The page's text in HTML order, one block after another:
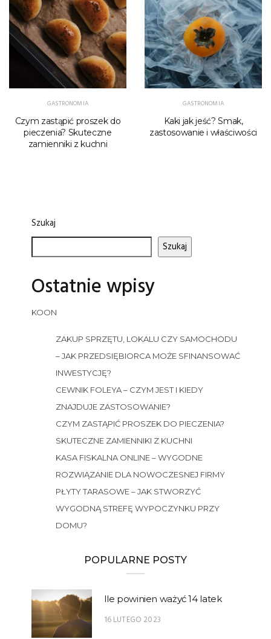
GASTRONOMIA
Czym zastąpić proszek do
pieczenia? Skuteczne
zamienniki z kuchni
GASTRONOMIA
Kaki jak jeść? Smak,
zastosowanie i właściwości
Szukaj
Szukaj
Ostatnie wpisy
KOON
ZAKUP SPRZĘTU, LOKALU CZY SAMOCHODU
– JAK PRZEDSIĘBIORCA MOŻE SFINANSOWAĆ
INWESTYCJĘ?
CEWNIK FOLEYA – CZYM JEST I KIEDY
ZNAJDUJE ZASTOSOWANIE?
CZYM ZASTĄPIĆ PROSZEK DO PIECZENIA?
SKUTECZNE ZAMIENNIKI Z KUCHNI
KASA FISKALNA ONLINE – WYGODNE
ROZWIĄZANIE DLA NOWOCZESNEJ FIRMY
PŁYTY TARASOWE – JAK STWORZYĆ
WYGODNĄ STREFĘ WYPOCZYNKU PRZY
DOMU?
POPULARNE POSTY
Ile powinien ważyć 14 latek
16 LUTEGO 2023